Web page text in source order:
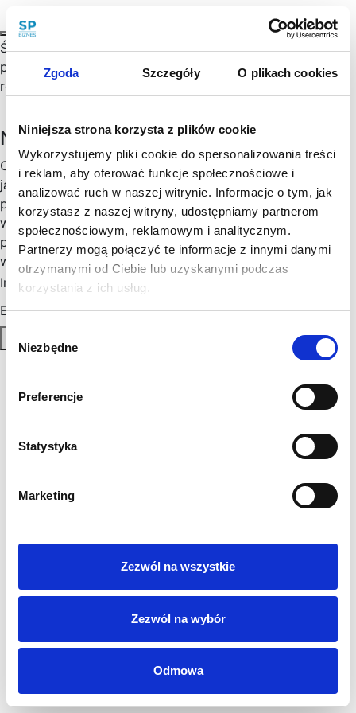
Zgoda Szczegóły O plikach cookies
Niniejsza strona korzysta z plików cookie
Wykorzystujemy pliki cookie do spersonalizowania treści
i reklam, aby oferować funkcje społecznościowe i
analizować ruch w naszej witrynie. Informacje o tym, jak
korzystasz z naszej witryny, udostępniamy partnerom
społecznościowym, reklamowym i analitycznym.
Partnerzy mogą połączyć te informacje z innymi danymi
otrzymanymi od Ciebie lub uzyskanymi podczas
korzystania z ich usług.
Wybór
zgody
Niezbędne
Preferencje
Statystyka
Marketing
Zezwól na wszystkie
Zezwól na wybór
Odmowa
Świat przyśpiesza – mija już kilka lat, od kiedy
popularność zdobył bitcoin, firmy emitują własne tokeny,
reklamy namawiają na inwestycje w kryptowaluty.…
Newsletter
Chętny, chętna na więcej praktycznych porad prawnych
jak wesprzeć rozwój Twojego biznesu, zoptymalizować
podatki, zminimalizować formalności? Cenimy Twój czas:
wysyłamy konkrety, rzetelne informacje sprawdzone w
praktyce i ważne aktualizacje w prawie, które mogą mieć
wpływ na Twoj biznes. Skorzystaj!
Imię*
Email*
RODO
Kontakt